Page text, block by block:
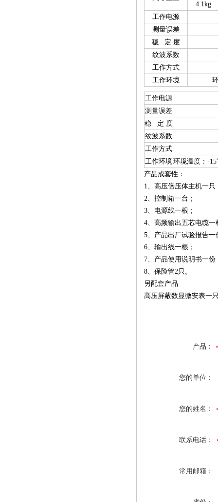
4.1kg
工作电源
测量误差
稳 定 度
纹波系数
工作方式
工作环境
工作电源
测量误差
稳 定 度
纹波系数
工作方式
工作环境环境温度：-
产品成套性：
1、高压倍压体主机一只
2、控制箱一台；
3、电源线一根；
4、高频输出五芯电缆一
5、产品出厂试验报告一
6、输出线一根；
7、产品使用说明书一份
8、保险管2只。
另配套产品
高压屏蔽数显微安表一
产品：
您的单位：
您的姓名：
联系电话：
常用邮箱：